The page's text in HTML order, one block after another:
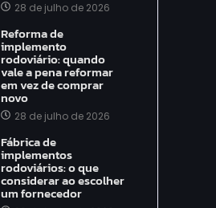
28 de julho de 2026
Reforma de
implemento
rodoviário: quando
vale a pena reformar
em vez de comprar
novo
28 de julho de 2026
Fábrica de
implementos
rodoviários: o que
considerar ao escolher
um fornecedor